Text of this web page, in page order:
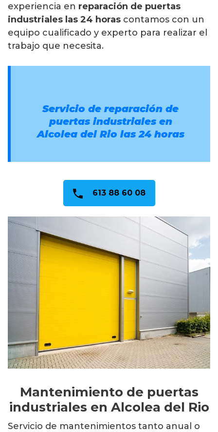
experiencia en reparación de puertas
industriales las 24 horas contamos con un
equipo cualificado y experto para realizar el
trabajo que necesita.
Servicio de reparación de
puertas industriales en
Alcolea del Rio las 24 horas
613 88 60 08
Mantenimiento de puertas
industriales en Alcolea del Rio
Servicio de mantenimientos tanto anual o